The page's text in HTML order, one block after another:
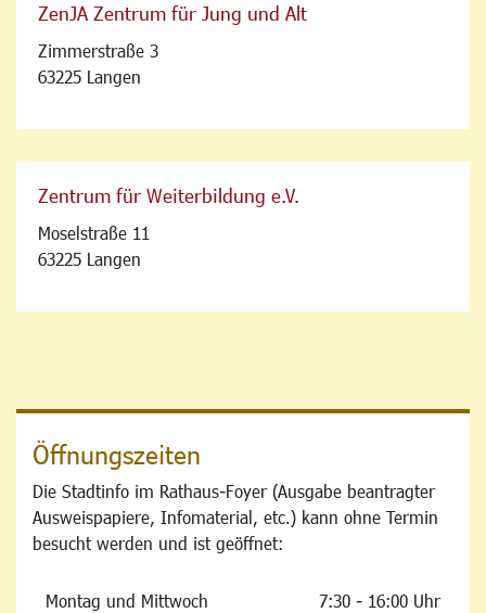
ZenJA Zentrum für Jung und Alt
Zimmerstraße 3
63225 Langen
Zentrum für Weiterbildung e.V.
Moselstraße 11
63225 Langen
Öffnungszeiten
Die Stadtinfo im Rathaus-Foyer (Ausgabe beantragter
Ausweispapiere, Infomaterial, etc.) kann ohne Termin
besucht werden und ist geöffnet:
Montag und Mittwoch 7:30 - 16:00 Uhr